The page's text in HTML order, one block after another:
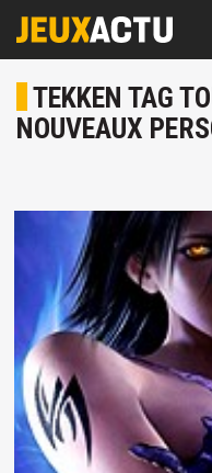
TEKKEN TAG
NOUVEAUX